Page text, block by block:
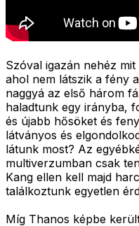
Szóval igazán nehéz
ahol nem látszik a fény
naggyá az első három
haladtunk egy irányba,
és újabb hősöket és
látványos és
látunk most? Az
multiverzumban csak
Kang ellen kell majd
találkoztunk egyetlen
Míg Thanos képbe